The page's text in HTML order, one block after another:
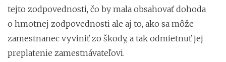
tejto zodpovednosti, čo by mala obsahovať dohoda
o hmotnej zodpovednosti ale aj to, ako sa môže
zamestnanec vyviniť zo škody, a tak odmietnuť jej
preplatenie zamestnávateľovi.